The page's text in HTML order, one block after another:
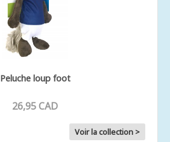
Peluche loup foot
26,95 CAD
Voir la collection >